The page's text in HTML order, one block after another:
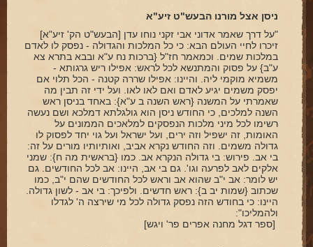
ניסן אצל מורנו הבעש"ט זיע"א
"על דרך שאמר אדוני אבי זקני נוחו עדן [הבעש"ט הק' זיע"א]
זיכרו לחיי העולם הבא: כי כל המלכות והגדולה - נפסק לו לאדם
במלכות שמים. וכמאמר חז"ל {ברכות נח ע"א ובבא בתרא צא
ע"ב} על פסוק והמתנשא לכל לראש: אפילו ריש גרגותא -
משמיא מוקמי ליה. והיינו: אפילו שררה קטנה - הכל תלוי אם
יפסק משמים יגיע לאדם ואם לאו לאו. ועל ידי זה תבין מה
שאמרתי על המשנה {ראש השנה ב ע"א}: באחד בניסן ראש
השנה למלכים, כי החודש ניסן הוא גולגלתא דמלכא ושם נעשה
רשימו לכל מיני מלכות הנפסקים למלאכים הממונים על
האומות, זה ישפיל וזה ירים, ועל ישראל ועל גוי יחד לפסוק לו
גדולה משמים. וזה החודש נקרא אביב, ואותיותיו מורים על זה:
בי אב. פירוש: בי גדולה הנקרא אב. כמו {בראשית מה ח}: שמני
אלקים לאב לפרעה וגו'. גם בי אב, היינו: אב לכל החודשים. גם
יש לומר: אב י"ב שהוא אב וראש לכל החודשים שהם י"ב, כמו
שכתוב {שמות יב ב}: ראש חדשים. ולפיכך: בי אב - לשון גדולה.
היינו: כי בחודש הזה נפסק גדולה לכל מי שירצה ה' לגדלו
ולהמליכו":
[ספר דגל מחנה אפרים פר' ויגש]